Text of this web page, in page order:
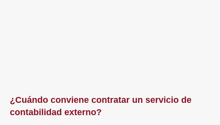
¿Cuándo conviene contratar un servicio de
contabilidad externo?